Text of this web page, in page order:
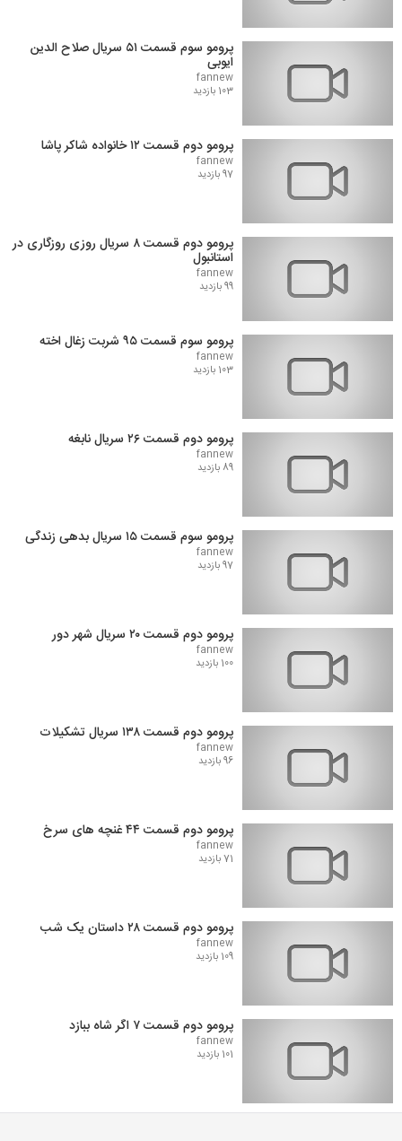
پرومو سوم قسمت ۵۱ سریال صلاح الدین
ایوبی
fannew
103 بازدید
پرومو دوم قسمت ۱۲ خانواده شاکر پاشا
fannew
97 بازدید
پرومو دوم قسمت ۸ سریال روزی روزگاری در
استانبول
fannew
99 بازدید
پرومو سوم قسمت ۹۵ شربت زغال اخته
fannew
103 بازدید
پرومو دوم قسمت ۲۶ سریال نابغه
fannew
89 بازدید
پرومو سوم قسمت ۱۵ سریال بدهی زندگی
fannew
97 بازدید
پرومو دوم قسمت ۲۰ سریال شهر دور
fannew
100 بازدید
پرومو دوم قسمت ۱۳۸ سریال تشکیلات
fannew
96 بازدید
پرومو دوم قسمت ۴۴ غنچه های سرخ
fannew
71 بازدید
پرومو دوم قسمت ۲۸ داستان یک شب
fannew
109 بازدید
پرومو دوم قسمت ۷ اگر شاه ببازد
fannew
101 بازدید